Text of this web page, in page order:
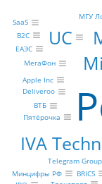
IVA
UC
МегаФон
Apple Inc
Telegram Group
Deliveroo
ВТБ
Пятёрочка
Минцифры РФ
BRICS
SaaS
B2C
МГУ
ЕАЭС